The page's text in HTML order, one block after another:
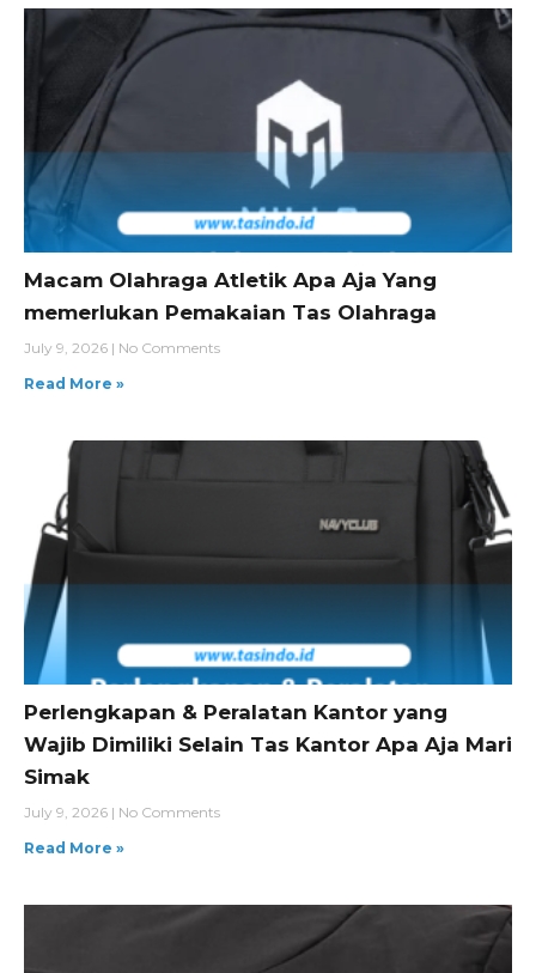
Macam Olahraga Atletik Apa Aja Yang
memerlukan Pemakaian Tas Olahraga
July 9, 2026
No Comments
Read More »
Perlengkapan & Peralatan Kantor yang
Wajib Dimiliki Selain Tas Kantor Apa Aja Mari
Simak
July 9, 2026
No Comments
Read More »